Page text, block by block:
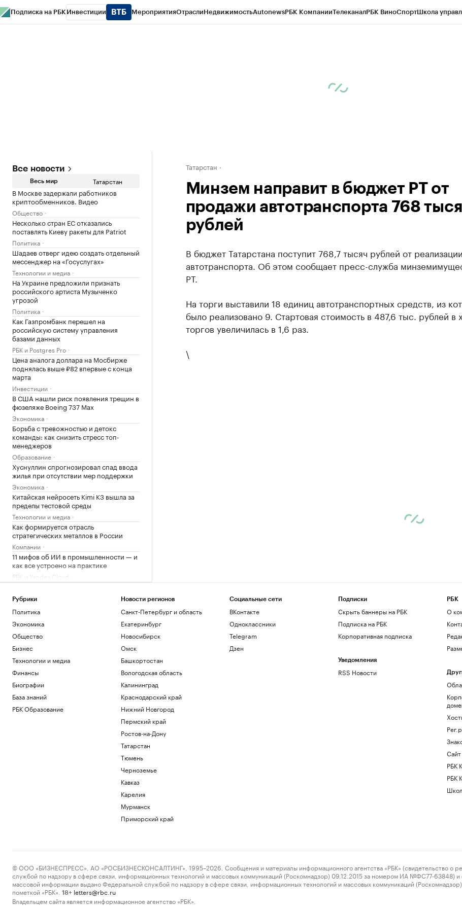
Подписка на РБК Инвестиции МероприятияОтраслиНедвижимостьAutonewsРБК КомпанииТелеканалРБК ВиноСпортШкола
Все новости
Весь мир Татарстан
В Москве задержали работников
криптообменников. Видео
Общество
Несколько стран ЕС отказались
поставлять Киеву ракеты для Patriot
Политика
Шадаев отверг идею создать отдельный
мессенджер на «Госуслугах»
Технологии и медиа
На Украине предложили признать
российского артиста Музыченко
угрозой
Политика
Как Газпромбанк перешел на
российскую систему управления
базами данных
РБК и Postgres Pro
Цена аналога доллара на Мосбирже
поднялась выше ₽82 впервые с конца
марта
Инвестиции
В США нашли риск появления трещин в
фюзеляже Boeing 737 Max
Экономика
Борьба с тревожностью и детокс
команды: как снизить стресс топ-
менеджеров
Образование
Хуснуллин спрогнозировал спад ввода
жилья при отсутствии мер поддержки
Экономика
Китайская нейросеть Kimi K3 вышла за
пределы тестовой среды
Технологии и медиа
Как формируется отрасль
стратегических металлов в России
Компании
11 мифов об ИИ в промышленности — и
как все устроено на практике
РБК и Yandex Cloud
получать эту степень
Что известно об атаках БПЛА на
регионы России. Главное к 7 августа
Политика
В Саудовской Аравии заподозрили
Политика
Задержание сотрудников
криптообменников из «Москва-Сити».
Видео
Общество
Как мы ездили в Южную Корею за
WSJ рассказала, как утечки о нехватке
Глава Тувы Ховалыг включил Нарусову в
список кандидатов в Совет Федерации
Татарстан
Минзем направит в бюджет РТ от
продажи автотранспорта 768
рублей
В бюджет Татарстана поступит 768,7 тысяч рублей от реализации
автотранспорта. Об этом сообщает пресс-служба
РТ.
На торги выставили 18 единиц автотранспортных средств, из
было реализовано 9. Стартовая стоимость в 487,6 тыс. рублей в
торгов увеличилась в 1,6 раз.
\
Рубрики
Политика
Экономика
Общество
Бизнес
Технологии и медиа
Финансы
Биографии
База знаний
РБК Образование
Новости регионов
Санкт-Петербург и область
Екатеринбург
Новосибирск
Омск
Башкортостан
Вологодская область
Калининград
Краснодарский край
Нижний Новгород
Пермский край
Ростов-на-Дону
Татарстан
Тюмень
Черноземье
Кавказ
Карелия
Мурманск
Приморский край
Социальные сети
ВКонтакте
Одноклассники
Telegram
Дзен
Подписки
Скрыть баннеры на РБК
Подписка на РБК
Корпоративная подписка
Уведомления
RSS Новости
РБК
О
РБК
РБК
© ООО «БИЗНЕСПРЕСС», АО «РОСБИЗНЕСКОНСАЛТИНГ», 1995–2026. Сообщения и материалы информационного агентства «РБК» (свидетельство о
службой по надзору в сфере связи, информационных технологий и массовых коммуникаций (Роскомнадзор) 09.12.2015 за номером ИА №ФС77-63848) и
массовой информации выдано Федеральной службой по надзору в сфере связи, информационных технологий и массовых коммуникаций
пометкой «РБК».
18+ letters@rbc.ru
Владельцем сайта является информационное агентство «РБК».